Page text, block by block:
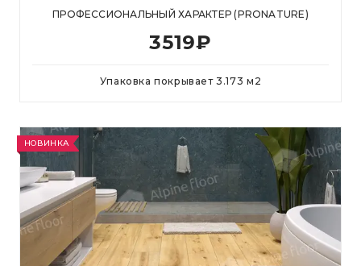
ПРОФЕССИОНАЛЬНЫЙ ХАРАКТЕР (PRONATURE)
3519₽
Упаковка покрывает3.173 м 2
НОВИНКА